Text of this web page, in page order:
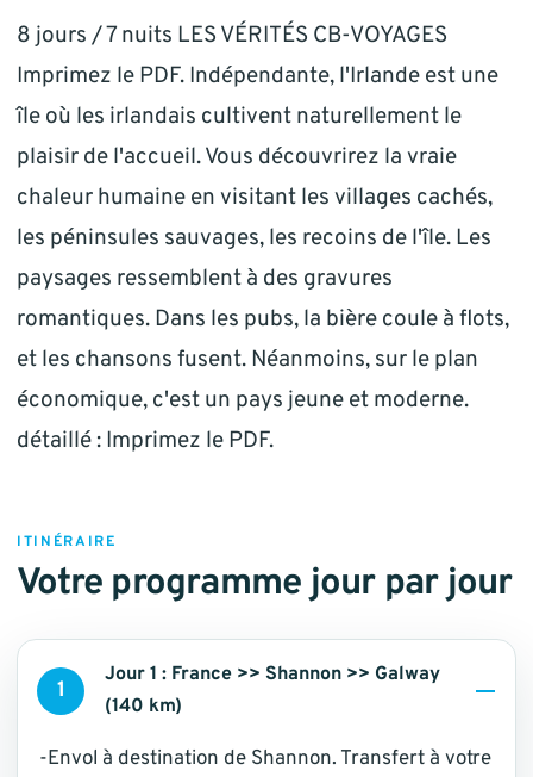
8 jours / 7 nuits LES VÉRITÉS CB-VOYAGES
Imprimez le PDF. Indépendante, l'Irlande est une
île où les irlandais cultivent naturellement le
plaisir de l'accueil. Vous découvrirez la vraie
chaleur humaine en visitant les villages cachés,
les péninsules sauvages, les recoins de l'île. Les
paysages ressemblent à des gravures
romantiques. Dans les pubs, la bière coule à flots,
et les chansons fusent. Néanmoins, sur le plan
économique, c'est un pays jeune et moderne.
détaillé : Imprimez le PDF.
ITINÉRAIRE
Votre programme jour par jour
1
Jour 1 : France >> Shannon >> Galway
(140 km)
-Envol à destination de Shannon. Transfert à votre